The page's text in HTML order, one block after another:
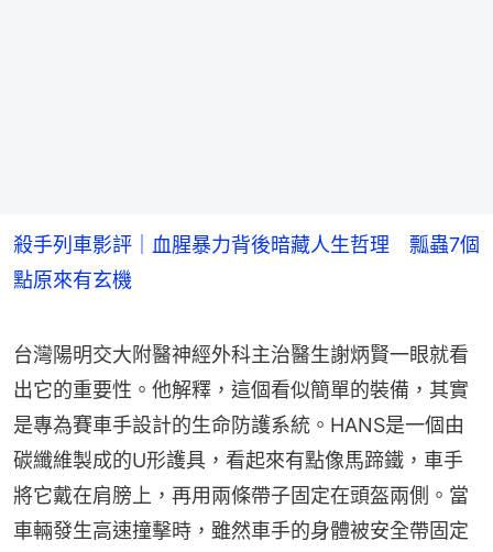
殺手列車影評｜血腥暴力背後暗藏人生哲理 瓢蟲7個
點原來有玄機
台灣陽明交大附醫神經外科主治醫生謝炳賢一眼就看
出它的重要性。他解釋，這個看似簡單的裝備，其實
是專為賽車手設計的生命防護系統。HANS是一個由
碳纖維製成的U形護具，看起來有點像馬蹄鐵，車手
將它戴在肩膀上，再用兩條帶子固定在頭盔兩側。當
車輛發生高速撞擊時，雖然車手的身體被安全帶固定